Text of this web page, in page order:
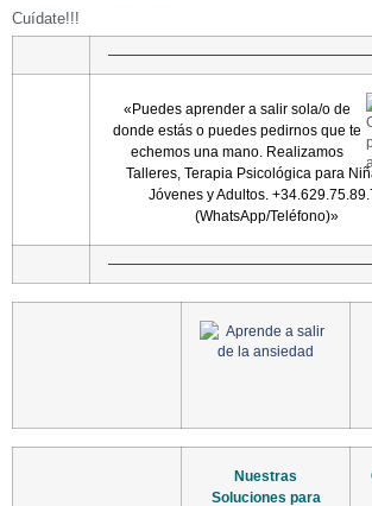
Cuídate!!!
«Puedes aprender a salir sola/o de
donde estás o puedes pedirnos que te
echemos una mano. Realizamos
Talleres, Terapia Psicológica para
Jóvenes y Adultos.
(WhatsApp/Teléfono)»
Nuestras
Soluciones para